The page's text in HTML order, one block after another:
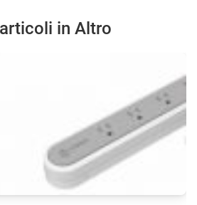
in Altro